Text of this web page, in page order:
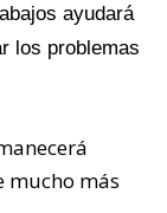
ayudará
los problemas
mucho más